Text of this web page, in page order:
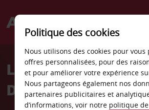
Welcome
AvisLocation de
Dixie Highway
Politique des cookies
Nous utilisons des cookies pour vous
offres personnalisées, pour des
et pour améliorer votre expérience
Nous partageons également nos
partenaires publicitaires et
d’informations, voir notre politique